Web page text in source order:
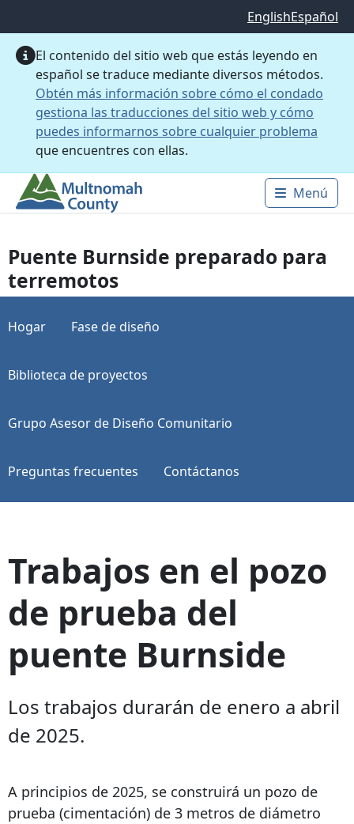
EnglishEspañol
El contenido del sitio web que estás leyendo en
español se traduce mediante diversos métodos.
Obtén más información sobre cómo el condado
gestiona las traducciones del sitio web y cómo
puedes informarnos sobre cualquier problema
que encuentres con ellas.
Main
Menú
Puente Burnside preparado para
terremotos
Hogar Fase de diseño
Biblioteca de proyectos
Grupo Asesor de Diseño Comunitario
Preguntas frecuentes Contáctanos
Trabajos en el pozo
de prueba del
puente Burnside
Los trabajos durarán de enero a abril
de 2025.
A principios de 2025, se construirá un pozo de
prueba (cimentación) de 3 metros de diámetro